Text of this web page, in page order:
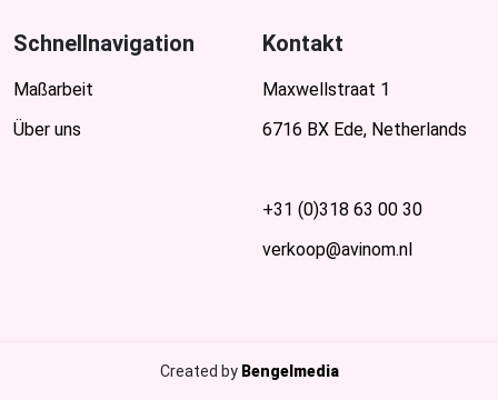
Schnellnavigation
Maßarbeit
Über uns
Kontakt
Maxwellstraat 1
6716 BX Ede, Netherlands
+31 (0)318 63 00 30
verkoop@avinom.nl
Created by Bengelmedia